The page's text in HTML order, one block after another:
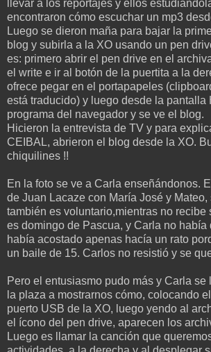
llevar a los reportajes y ellos
encontraron cómo escuchar un mp3
Luego se dieron maña para bajar la
blog y subirla a la XO usando un pen
es: primero abrir el pen drive en el
el write e ir al botón de la puertita a la
ofrece pegar en el portapapeles
está traducido) y luego desde la pantalla
programa del navegador y se ve el blog.
Hicieron la entrevista de TV y para
CEIBAL, abrieron el blog desde la XO.
chiquilines !!
En la foto se ve a Carla enseñándonos.
de Juan Lacaze con María José y Mateo,
también es voluntario,mientras no recibe
es domingo de Pascua, y Carla no había
había acostado apenas hacía un rato
un baile de 15. Carlos no resistió y se
Pero el entusiasmo pudo más y Carla se
la plaza a mostrarnos cómo, colocando
puerto USB de la XO, luego yendo al
el ícono del pen drive, aparecen los
Luego es llamar la canción que